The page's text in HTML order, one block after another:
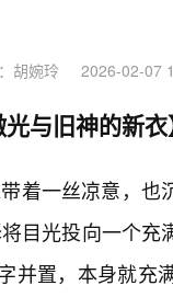
胡婉玲 2026-02-07
与旧神的新衣
着一丝凉意，
目光投向一个
并置，本身就充